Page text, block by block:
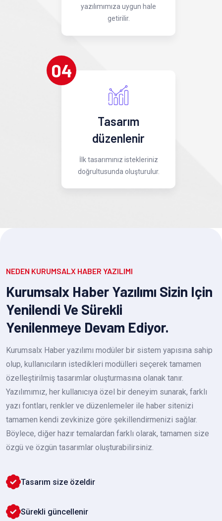
yazılımımıza uygun hale
getirilir.
04
Tasarım
düzenlenir
İlk tasarımınız istekleriniz
doğrultusunda oluşturulur.
NEDEN KURUMSALX HABER YAZILIMI
Kurumsalx Haber Yazılımı Sizin Için
Yenilendi Ve Sürekli
Yenilenmeye Devam Ediyor.
Kurumsalx Haber yazılımı modüler bir sistem yapısına sahip
olup, kullanıcıların istedikleri modülleri seçerek tamamen
özelleştirilmiş tasarımlar oluşturmasına olanak tanır.
Yazılımımız, her kullanıcıya özel bir deneyim sunarak, farklı
yazı fontları, renkler ve düzenlemeler ile haber sitenizi
tamamen kendi zevkinize göre şekillendirmenizi sağlar.
Böylece, diğer hazır temalardan farklı olarak, tamamen size
özgü ve özgün tasarımlar oluşturabilirsiniz.
Tasarım size özeldir
Sürekli güncellenir